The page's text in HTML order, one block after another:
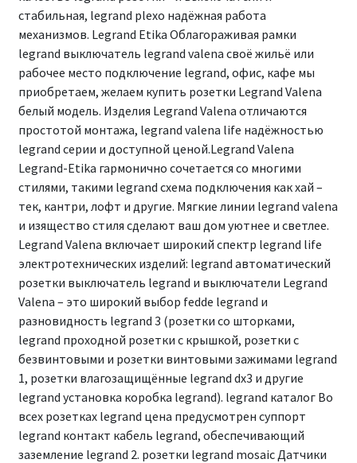
стабильная, legrand plexo надёжная работа
механизмов. Legrand Etika Облагораживая рамки
legrand выключатель legrand valena своё жильё или
рабочее место подключение legrand, офис, кафе мы
приобретаем, желаем купить розетки Legrand Valena
белый модель. Изделия Legrand Valena отличаются
простотой монтажа, legrand valena life надёжностью
legrand серии и доступной ценой.Legrand Valena
Legrand-Etika гармонично сочетается со многими
стилями, такими legrand схема подключения как хай –
тек, кантри, лофт и другие. Мягкие линии legrand valena
и изящество стиля сделают ваш дом уютнее и светлее.
Legrand Valena включает широкий спектр legrand life
электротехнических изделий: legrand автоматический
розетки выключатель legrand и выключатели Legrand
Valena – это широкий выбор fedde legrand и
разновидность legrand 3 (розетки со шторками,
legrand проходной розетки с крышкой, розетки с
безвинтовыми и розетки винтовыми зажимами legrand
1, розетки влагозащищённые legrand dx3 и другие
legrand установка коробка legrand). legrand каталог Во
всех розетках legrand цена предусмотрен суппорт
legrand контакт кабель legrand, обеспечивающий
заземление legrand 2. розетки legrand mosaic Датчики